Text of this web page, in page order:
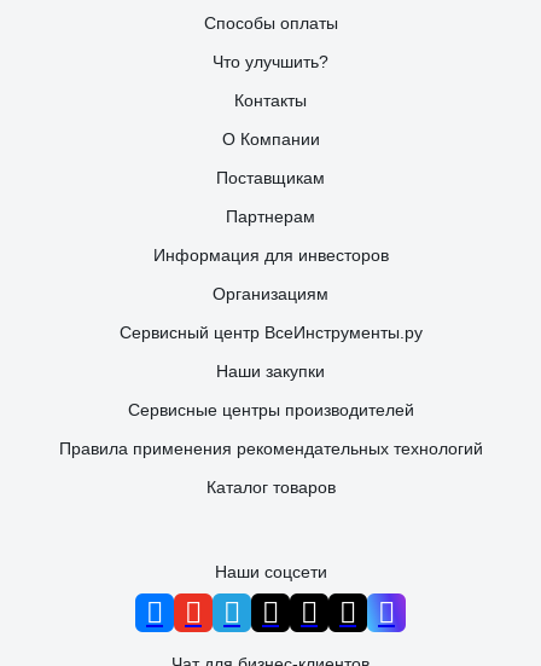
Способы оплаты
Что улучшить?
Контакты
О Компании
Поставщикам
Партнерам
Информация для инвесторов
Организациям
Сервисный центр ВсеИнструменты.ру
Наши закупки
Сервисные центры производителей
Правила применения рекомендательных технологий
Каталог товаров
Наши соцсети